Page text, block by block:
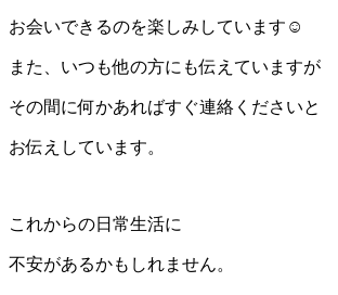
お会いできるのを楽しみしています☺
また、いつも他の方にも伝えていますが
その間に何かあればすぐ連絡くださいと
お伝えしています。
これからの日常生活に
不安があるかもしれません。